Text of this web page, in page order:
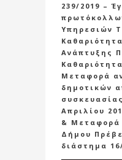
239/2019 –
Υπηρεσιών
Ανάπτυξης
Μεταφορά
δημοτικών
Απριλίου
& Μεταφορά
Δήμου
διάστημα